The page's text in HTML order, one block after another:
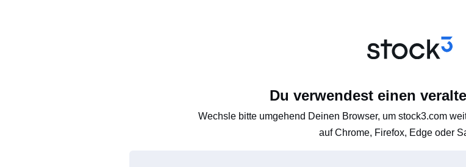
Du verwendest einen
Wechsle bitte umgehend Deinen Browser, um stock3.com
auf Chrome, Firefox, Edge oder